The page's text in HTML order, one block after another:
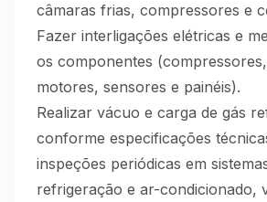
câmaras frias, compressores e
Fazer interligações elétricas e
os componentes
motores, sensores e painéis).
Realizar vácuo e carga de gás
conforme especificações
inspeções periódicas em
refrigeração e ar-condicionado,